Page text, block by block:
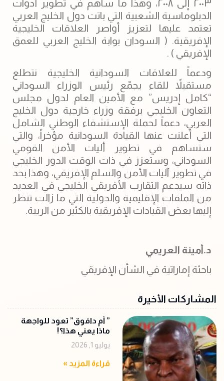
٢٠٠٣ إلى ٢٠٠٨، وهذا ما ساهم في تطوير أدوات
الدبلوماسية الشعبية التي باتت دول الخليج العربي
تعتمد عليها لتعزيز أواصر العلاقات الخليجية
الإفريقية. ( السودان بوابة الخليج العربي للعمق
الإفريقي ) .
ودعماً للعلاقات السودانية الخليجية نتطلع
مستقبلاً للقاء يجمّع رئيس الوزراء السوداني
“كامل إدريس” مع الأمين العام لدول مجلس
التعاون الخليجي برفقة وزراء خارجية دول الخليج
العربي، دعماً لحملة الإستشفاء الوطني الشامل
التي أعلنت عنها القيادة السودانية مؤخراً، والتي
ستساهم في تطوير أليات الأمن القومي
السوداني، وستعزز في ذات الوقت الدور الخليجي
في تطوير آليات الأمن والسلم الإفريقي، وهذا بحد
ذاته سيدعم التقارب الأفريقي الخليجي في العديد
من الملفات الإقليمية والدولية التي ما زالت تنظر
إليها بعض القيادات الإفريقية بالكثير من الريبة.
د.أمينة العريمي
باحثة إماراتية في الشأن الإفريقي
المشاركات الأخيرة
‏” أم دافوق” تعود للواجهة
ماذا يعني هذا؟!
يوليو 1, 2026
قراءة المزيد »